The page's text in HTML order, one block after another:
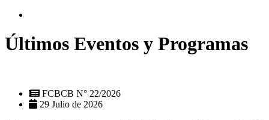
Últimos Eventos y Programas
FCBCB N° 22/2026
29 Julio de 2026